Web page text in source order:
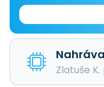
Zlatuše